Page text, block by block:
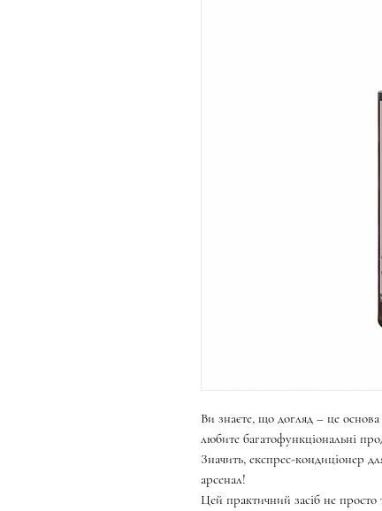
Ви знаєте, що догляд – це основа
любите багатофункціональні
Значить, експрес-кондиціонер
арсенал!
Цей практичний засіб не просто